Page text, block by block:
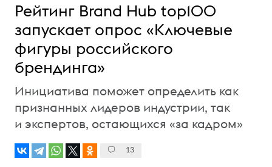
Рейтинг Brand Hub top100
запускает опрос «Ключевые
фигуры российского
брендинга»
Инициатива поможет определить как
признанных лидеров индустрии, так
и экспертов, остающихся «за кадром»
13